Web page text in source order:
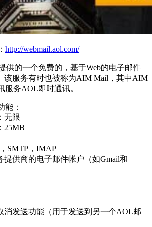
http://webmail.aol.com/
供的一个免费的，基于Web的电子邮件
该服务有时也被称为AIM Mail，其中AIM
服务AOL即时通讯。
能：
无限
25MB
SMTP，IMAP
提供商的电子邮件帐户（如Gmail和
消发送功能（用于发送到另一个AOL邮